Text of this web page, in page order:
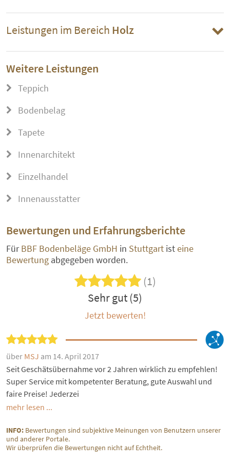
Leistungen im Bereich Holz
Weitere Leistungen
Teppich
Bodenbelag
Tapete
Innenarchitekt
Einzelhandel
Innenausstatter
Bewertungen und Erfahrungsberichte
FürBBF Bodenbeläge GmbH in Stuttgart isteine
Bewertung abgegeben worden.
(1)
Sehr gut (5)
Jetzt bewerten!
über MSJ am 14. April 2017
Seit Geschätsübernahme vor 2 Jahren wirklich zu empfehlen!
Super Service mit kompetenter Beratung, gute Auswahl und
faire Preise! Jederzei
mehr lesen ...
INFO: Bewertungen sind subjektive Meinungen von Benutzern unserer
und anderer Portale.
Wir überprüfen die Bewertungen nicht auf Echtheit.